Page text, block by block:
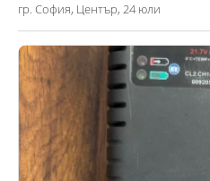
гр. София, Център, 24 юли